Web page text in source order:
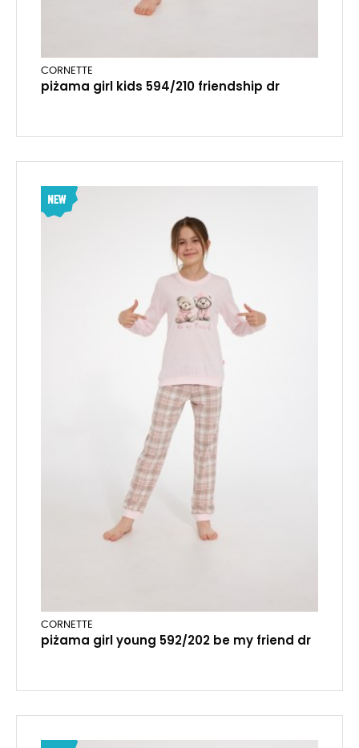
CORNETTE
piżama girl kids 594/210 friendship dr
CORNETTE
piżama girl young 592/202 be my friend dr